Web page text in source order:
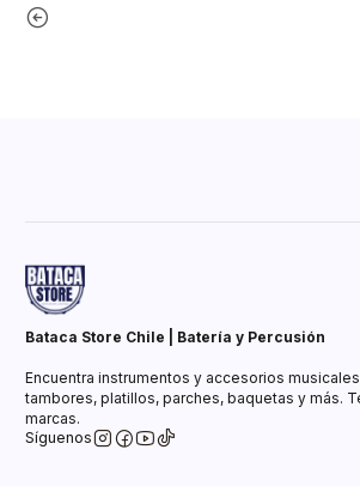
Bataca Store Chile | Batería y Percusión
Encuentra instrumentos y accesorios
tambores, platillos, parches, baquetas y más.
marcas.
Síguenos